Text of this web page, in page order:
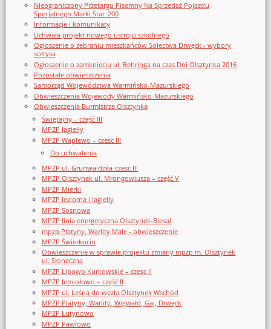
Nieograniczony Przetargu Pisemny Na Sprzedaż Pojazdu
Specjalnego Marki Star_200
Informacje i komunikaty
Uchwała projekt nowego ustroju szkolnego
Ogłoszenie o zebraniu mieszkańców Sołectwa Drwęck - wybory
sołtysa
Ogłoszenie o zamknięciu ul. Behringa na czas Dni Olsztynka 2016
Pozostałe obwieszczenia
Samorząd Województwa Warmińsko-Mazurskiego
Obwieszczenia Wojewody Warmińsko-Mazurskiego
Obwieszczenia Burmistrza Olsztynka
Świętajny – część III
MPZP Jagiełły
MPZP Waplewo – czesc III
Do uchwalenia
MPZP ul. Grunwaldzka-czesc III
MPZP Olsztynek ul. Mrongowiusza – część V
MPZP Mierki
MPZP Jeziorna i Jagielly
MPZP Sosnowa
MPZP linia energetyczna Olsztynek-Biesal
mpzp Platyny, Warlity Małe - obwieszczenie
MPZP Świerkocin
Obwieszczenie w sprawie projektu zmiany mpzp m. Olsztynek
ul. Słoneczna
MPZP Lipowo Kurkowskie – czesc II
MPZP Jemiołowo – część II
MPZP ul. Leśna do węzła Olsztynek Wschód
MPZP Platyny, Warlity, Wigwałd, Gaj, Drwęck
MPZP Łutynowo
MPZP Pawłowo